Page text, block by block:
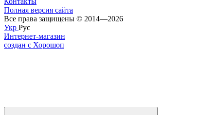
Полная версия сайта
Все права защищены © 2014—2026
Укр Рус
Интернет-магазин
создан с Хорошоп